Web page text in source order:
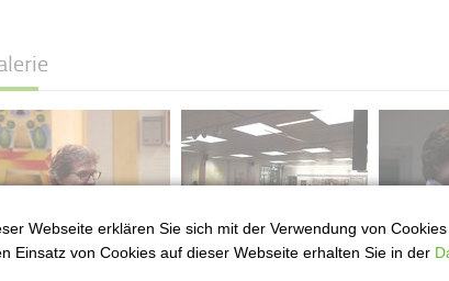
Webseite erklären Sie sich mit der Verwendung von
Einsatz von Cookies auf dieser Webseite erhalten Sie in der